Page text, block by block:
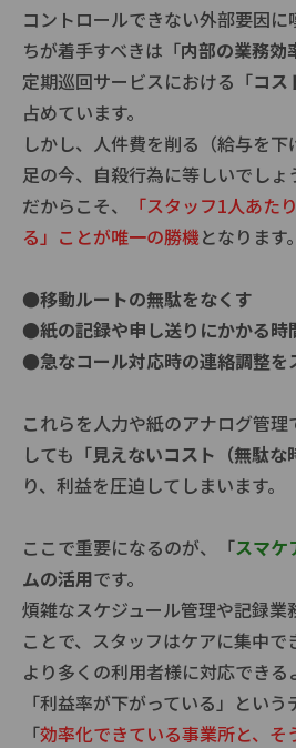
コントロールできない外部要因
ちが着手すべきは「内部の業務効
定期巡回サービスにおける「コス
占めています。
しかし、人件費を削る（給与を
足の今、自殺行為に等しいでしょ
だからこそ、
「スタッフ1人あた
る」ことが唯一の勝機となります。
●移動ルートの無駄をなくす
●紙の記録や申し送りにかかる時
●急なコール対応時の連絡調整を
これらを人力や紙のアナログ管理
しても「見えないコスト（無駄な
り、利益を圧迫してしまいます。
ここで重要になるのが、「スマケ
ムの活用です。
煩雑なスケジュール管理や記録業
ことで、スタッフはケアに集中で
より多くの利用者様に対応できる
「利益率が下がっている」とい
「効率化できている事業所と、